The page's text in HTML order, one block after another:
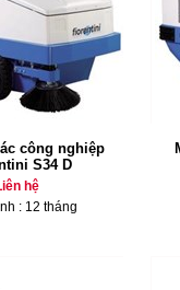
công nghiệp
S34 D
hệ
: 12 tháng